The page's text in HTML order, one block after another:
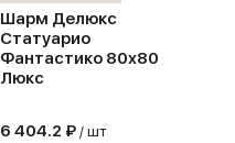
Шарм Делюкс
Статуарио
Фантастико 80х80
Люкс
6 404.2 ₽ / шт